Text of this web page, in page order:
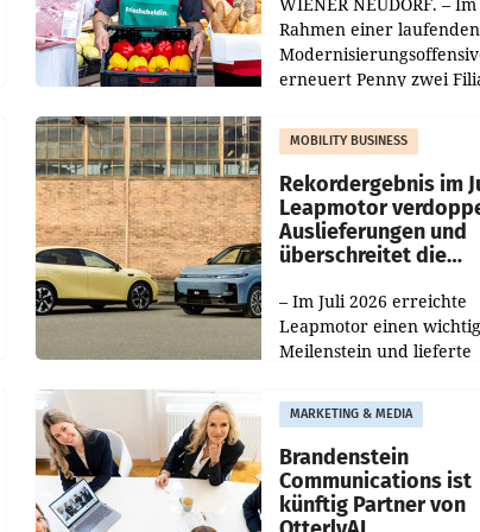
Rahmen einer laufenden
erneuert Penny zwei
Die beiden Standorte
Haag sowie im rund
MOBILITY BUSINESS
Rekordergebnis im
Leapmotor
Auslieferungen und
überschreitet die
– Im Juli 2026 erreichte
Leapmotor einen
Meilenstein und lieferte
aus, womit sich das
gegenüber Juli 2025
verdoppelte (+102
MARKETING & MEDIA
Brandenstein
Communications ist
künftig Partner von